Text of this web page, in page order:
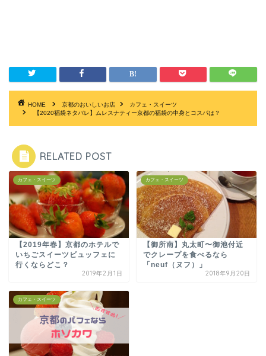
HOME 京都のおいしいお店
カフェ・スイーツ
【2020福袋ネタバレ】ムレスナティー京都の福袋の中身とコスパは？
RELATED POST
カフェ・スイーツ
【2019年春】京都のホテルで
いちごスイーツビュッフェに
行くならどこ？
2019年2月1日
カフェ・スイーツ
【御所南】丸太町〜御池付近
でクレープを食べるなら
「neuf（ヌフ）」
2018年9月20日
カフェ・スイーツ